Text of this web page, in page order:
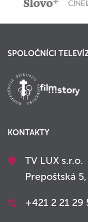
SPOLOČNÍCI
KONTAKTY
TV LUX s.r.o.
Prepoštská
+421 2 21 29